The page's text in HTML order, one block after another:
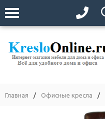
Главная / Офисные кресла /